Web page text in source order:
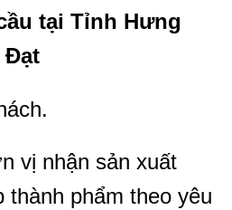
tại Tỉnh Hưng
Đạt
vị nhận sản xuất
thành phẩm theo yêu